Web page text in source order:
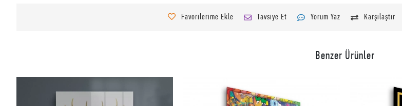
Favorilerime Ekle Tavsiye Et Yorum Yaz Karşılaştır
Benzer Ürünler